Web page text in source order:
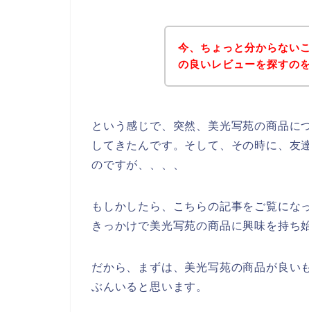
今、ちょっと分からない
の良いレビューを探すの
という感じで、突然、美光写苑の商品に
してきたんです。そして、その時に、友
のですが、、、、
もしかしたら、こちらの記事をご覧にな
きっかけで美光写苑の商品に興味を持ち
だから、まずは、美光写苑の商品が良い
ぶんいると思います。